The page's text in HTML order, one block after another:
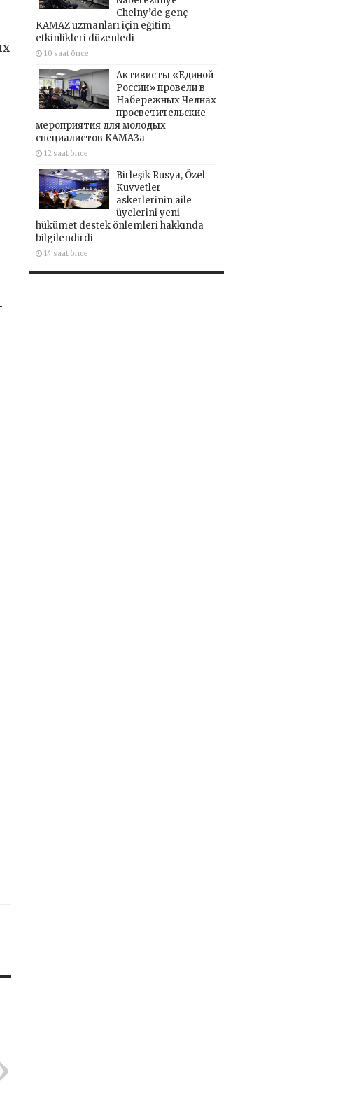
Chelny’de genç
KAMAZ uzmanları için eğitim
etkinlikleri düzenledi
10 saat önce
Активисты «Единой
России» провели в
Набережных Челнах
просветительские
мероприятия для молодых
специалистов КАМАЗа
12 saat önce
Birleşik Rusya, Özel
Kuvvetler
askerlerinin aile
üyelerini yeni
hükümet destek önlemleri hakkında
bilgilendirdi
14 saat önce